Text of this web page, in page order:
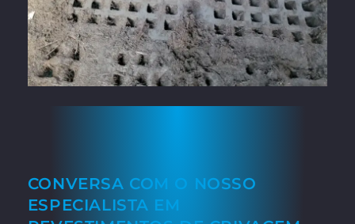
CONVERSA COM O NOSSO
ESPECIALISTA EM